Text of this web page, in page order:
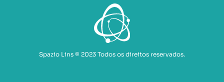
Spazio Lins © 2023 Todos os direitos reservados.